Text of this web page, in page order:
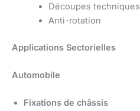
Découpes techniques
Anti-rotation
Applications Sectorielles
Automobile
Fixations de châssis